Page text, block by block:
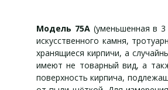
Модель 75А(уменьшенная в 3
искусственного камня,
хранящиеся кирпичи, а
имеют не товарный вид, а
поверхность кирпича,